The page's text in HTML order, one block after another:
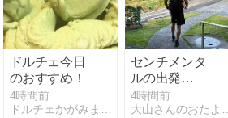
ドルチェ今日
のおすすめ！
4時間前
センチメンタ
ルの出発
式！！
4時間前